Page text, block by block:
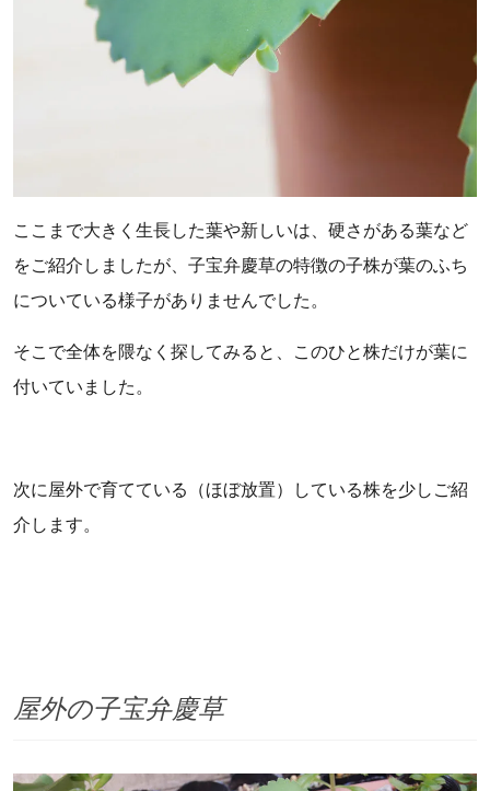
ここまで大きく生長した葉や新しいは、硬さがある葉など
をご紹介しましたが、子宝弁慶草の特徴の子株が葉のふち
についている様子がありませんでした。
そこで全体を隈なく探してみると、このひと株だけが葉に
付いていました。
次に屋外で育てている（ほぼ放置）している株を少しご紹
介します。
屋外の子宝弁慶草